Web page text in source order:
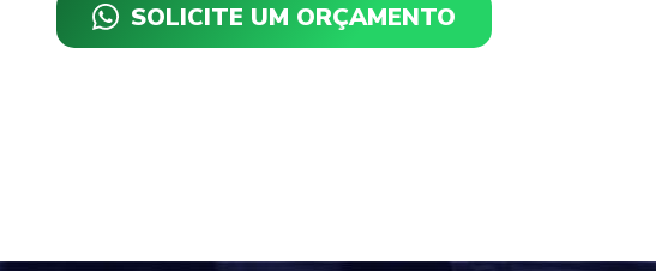
SOLICITE UM ORÇAMENTO